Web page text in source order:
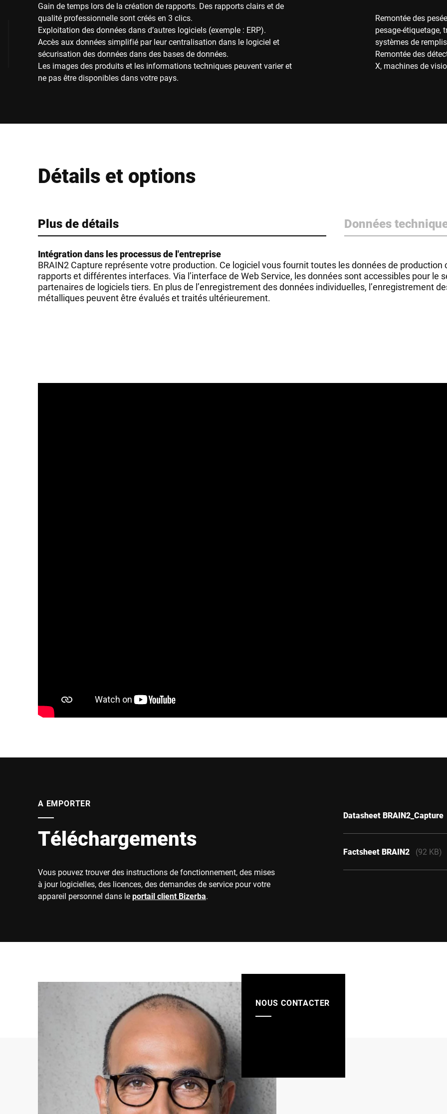
Gain de temps lors de la création de rapports. Des rapports clairs et de
qualité professionnelle sont créés en 3 clics.
Exploitation des données dans d’autres logiciels (exemple : ERP).
Accès aux données simplifié par leur centralisation dans le logiciel et
sécurisation des données dans des bases de données.
Les images des produits et les informations techniques peuvent varier et
ne pas être disponibles dans votre pays.
Remontée des
pesage-étiquetage,
systèmes de
Remontée des
X, machines de
Détails et options
Plus de détails Données
Intégration dans les processus de l'entreprise
BRAIN2 Capture représente votre production. Ce logiciel vous fournit toutes les données de
rapports et différentes interfaces. Via l’interface de Web Service, les données sont accessibles pour le
partenaires de logiciels tiers. En plus de l’enregistrement des données individuelles, l’enregistrement
métalliques peuvent être évalués et traités ultérieurement.
A EMPORTER
Téléchargements
Vous pouvez trouver des instructions de fonctionnement, des mises
à jour logicielles, des licences, des demandes de service pour votre
appareil personnel dans leportail client Bizerba.
Datasheet BRAIN2_Capture
Factsheet BRAIN2 (92 KB)
NOUS CONTACTER